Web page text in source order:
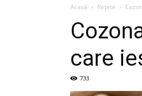
Acasă Rețete
care
733